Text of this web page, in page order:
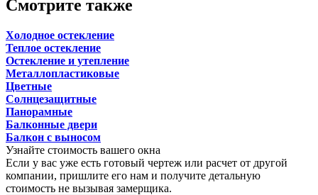
Смотрите также
Холодное остекление
Теплое остекление
Остекление и утепление
Металлопластиковые
Цветные
Солнцезащитные
Панорамные
Балконные двери
Балкон с выносом
Узнайте стоимость вашего окна
Если у вас уже есть готовый чертеж или расчет от другой
компании, пришлите его нам и получите детальную
стоимость не вызывая замерщика.